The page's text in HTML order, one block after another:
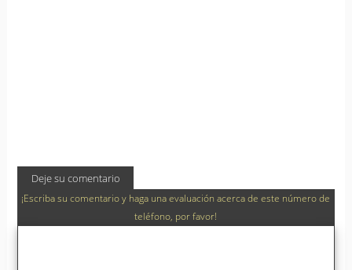
Deje su comentario
¡Escriba su comentario y haga una evaluación acerca de este número de
teléfono, por favor!